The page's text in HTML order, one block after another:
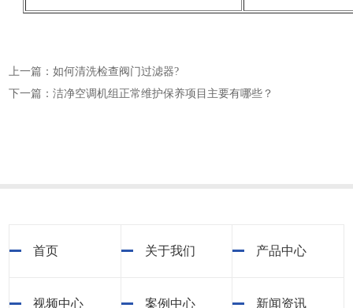
上一篇：如何清洗检查阀门过滤器?
下一篇：洁净空调机组正常维护保养项目主要有哪些？
首页 关于我们 产品中心
视频中心 案例中心 新闻资讯